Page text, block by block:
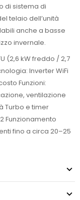
di sistema di
telaio dell’unità
anche a basse
invernale.
(2,6 kW freddo / 2,7
Inverter WiFi
Funzioni:
ventilazione
Turbo e timer
Funzionamento
fino a circa 20–25